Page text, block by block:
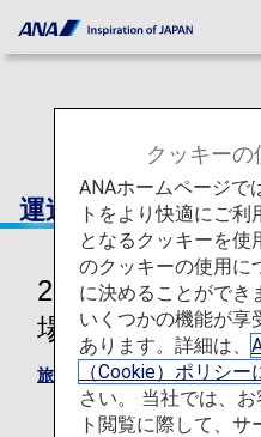
運送約款
2026年5月19日
場合 （国内国
旅客手荷物運送約款
クッキーの
ANAホームページで
トをより快適にご
となるクッキーを使
のクッキーの使用に
に決めることができ
いくつかの機能が享
あります。詳細は、
（Cookie）ポリシー
さい。 当社では、
ト閲覧に際して、